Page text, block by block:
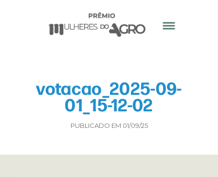
votacao_2025-09-
01_15-12-02
PUBLICADO EM 01/09/25